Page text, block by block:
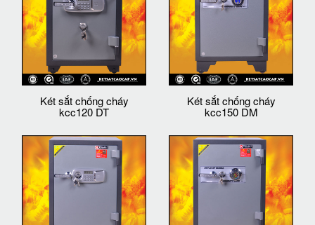
Két sắt chống cháy
kcc120 DT
Két sắt chống cháy
kcc150 DM